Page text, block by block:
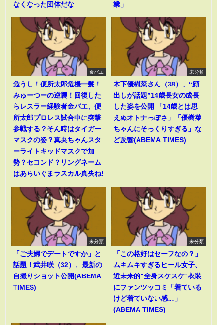
なくなった団体だな
業」
金バエ
危うし！便所太郎危機一髪！
みゅーつーの逆襲！回復した
らレスラー経験者金バエ、便
所太郎プロレス試合中に突撃
参戦する？そん時はタイガー
マスクの姿？真央ちゃんスタ
ーライトキッドマスクで加
勢？セコンド？リングネーム
はあらいぐまラスカル真央ね!
未分類
木下優樹菜さん（38）、“顔
出しが話題”14歳長女の成長
した姿を公開 「14歳とは思
えぬオトナっぽさ」「優樹菜
ちゃんにそっくりすぎる」な
ど反響(ABEMA TIMES)
未分類
「ご夫婦でデートですか」と
話題！武井咲（32）、最新の
自撮りショット公開(ABEMA
TIMES)
未分類
「この格好はセーフなの？」
ムキムキすぎるヒール女子、
近未来的“全身スケスケ”衣装
にファンツッコミ「着ている
けど着ていない感…」
(ABEMA TIMES)